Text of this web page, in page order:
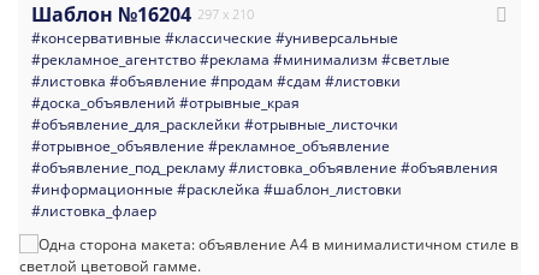
Шаблон №16204 297 x 210
#консервативные #классические #универсальные
#рекламное_агентство#реклама #минимализм #светлые
#листовка #объявление #продам #сдам #листовки
#доска_объявлений #отрывные_края
#объявление_для_расклейки #отрывные_листочки
#отрывное_объявление #рекламное_объявление
#объявление_под_рекламу#листовка_объявление #объявления
#информационные #расклейка #шаблон_листовки
#листовка_флаер